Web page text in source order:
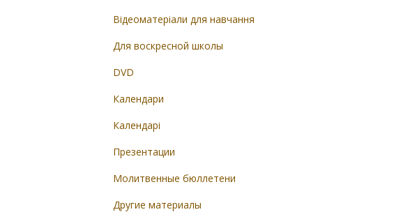
Відеоматеріали для навчання
Для воскресной школы
DVD
Календари
Календарі
Презентации
Молитвенные бюллетени
Другие материалы